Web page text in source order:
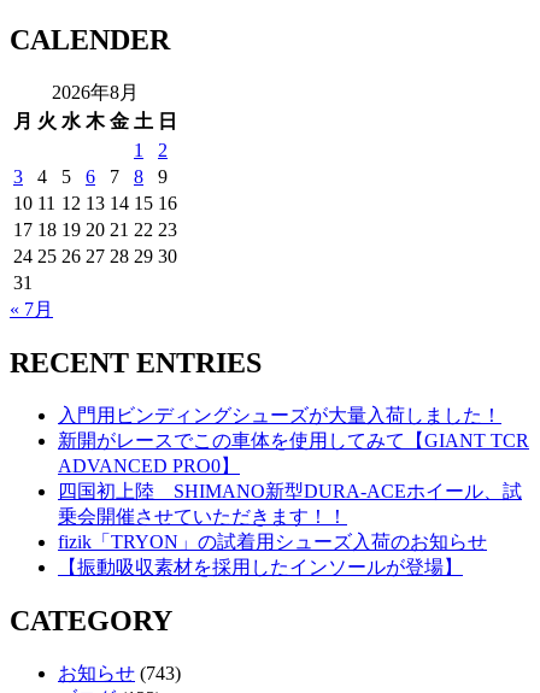
CALENDER
2026年8月
月 火 水 木 金 土 日
1
2
3
4 5 6 7 8
9
10 11 12 13 14 15 16
17 18 19 20 21 22 23
24 25 26 27 28 29 30
31
« 7月
RECENT ENTRIES
入門用ビンディングシューズが大量入荷しました！
新開がレースでこの車体を使用してみて【GIANT TCR
ADVANCED PRO0】
四国初上陸 SHIMANO新型DURA-ACEホイール、試
乗会開催させていただきます！！
fizik「TRYON」の試着用シューズ入荷のお知らせ
【振動吸収素材を採用したインソールが登場】
CATEGORY
お知らせ (743)